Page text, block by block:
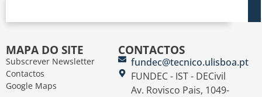
MAPA DO SITE
Subscrever Newsletter
Contactos
Google Maps
CONTACTOS
fundec@tecnico.ulisboa.pt
FUNDEC - IST - DECivil
Av. Rovisco Pais, 1049-